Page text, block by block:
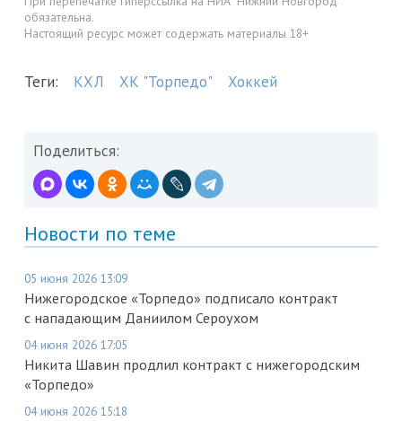
обязательна.
Настоящий ресурс может содержать материалы 18+
Теги: КХЛ ХК "Торпедо" Хоккей
Поделиться:
Новости по теме
05 июня 2026 13:09
Нижегородское «Торпедо» подписало контракт
с нападающим Даниилом Сероухом
04 июня 2026 17:05
Никита Шавин продлил контракт с нижегородским
«Торпедо»
04 июня 2026 15:18